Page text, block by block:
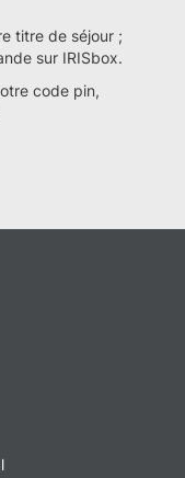
titre de séjour ;
sur IRISbox.
code pin,